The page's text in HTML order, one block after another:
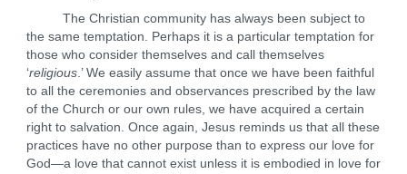
The Christian community has always been subject to
the same temptation. Perhaps it is a particular temptation for
those who consider themselves and call themselves
‘religious.’ We easily assume that once we have been faithful
to all the ceremonies and observances prescribed by the law
of the Church or our own rules, we have acquired a certain
right to salvation. Once again, Jesus reminds us that all these
practices have no other purpose than to express our love for
God—a love that cannot exist unless it is embodied in love for